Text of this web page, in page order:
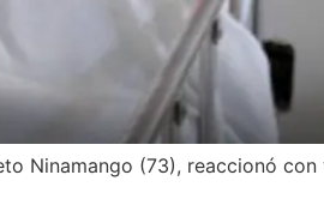
Ninamango (73), reaccionó